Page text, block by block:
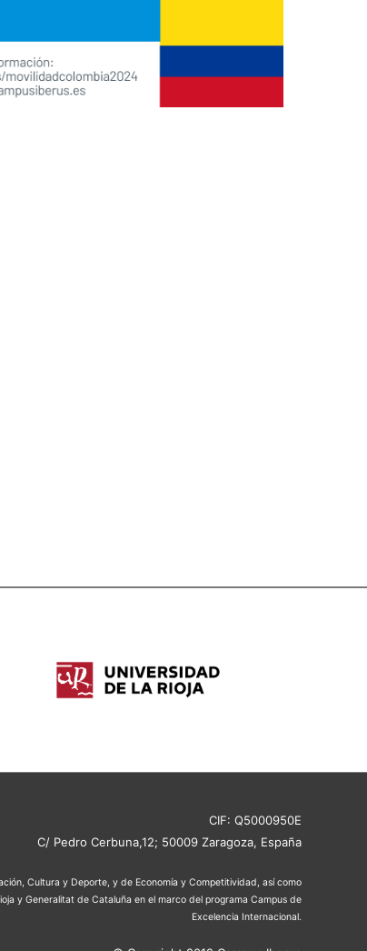
CIF: Q5000950E
C/ Pedro Cerbuna,12; 50009 Zaragoza, España
Cultura y Deporte, y de Economía y Competitividad, así como
y Generalitat de Cataluña en el marco del programa Campus de
Excelencia Internacional.